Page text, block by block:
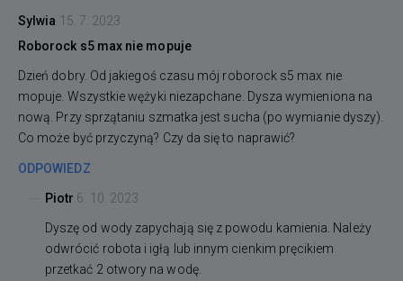
Sylwia 15. 7. 2023
Roborock s5 max nie mopuje
Dzień dobry. Od jakiegoś czasu mój roborock s5 max nie
mopuje. Wszystkie wężyki niezapchane. Dysza wymieniona na
nową. Przy sprzątaniu szmatka jest sucha (po wymianie dyszy).
Co może być przyczyną? Czy da się to naprawić?
ODPOWIEDZ
Piotr 6. 10. 2023
Dyszę od wody zapychają się z powodu kamienia. Należy
odwrócić robota i igłą lub innym cienkim pręcikiem
przetkać 2 otwory na wodę.